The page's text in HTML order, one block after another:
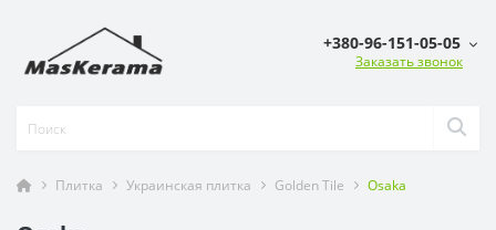
+380-96-151-05-05
Заказать звонок
Плитка Украинская плитка Golden Tile Osaka